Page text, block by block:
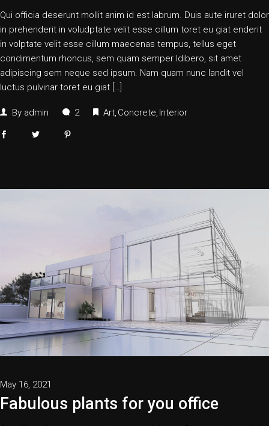
Qui officia deserunt mollit anim id est labrum. Duis aute iruret dolor
in prehenderit in voludptate velit esse cillum toret eu giat enderit
in volptate velit esse cillum maecenas tempus, tellus eget
condimentum rhoncus, sem quam semper ldibero, sit amet
adipiscing sem neque sed ipsum. Nam quam nunc landit vel
luctus pulvinar toret eu giat […]
By admin 2 Art Concrete Interior
May 16, 2021
Fabulous plants for you office